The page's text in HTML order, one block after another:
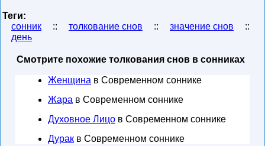
Теги:
сонник
:: толкование снов :: значение снов
::
день
Смотрите похожие толкования снов в сонниках
Женщина в Современном соннике
Жара в Современном соннике
Духовное Лицо в Современном соннике
Дурак в Современном соннике